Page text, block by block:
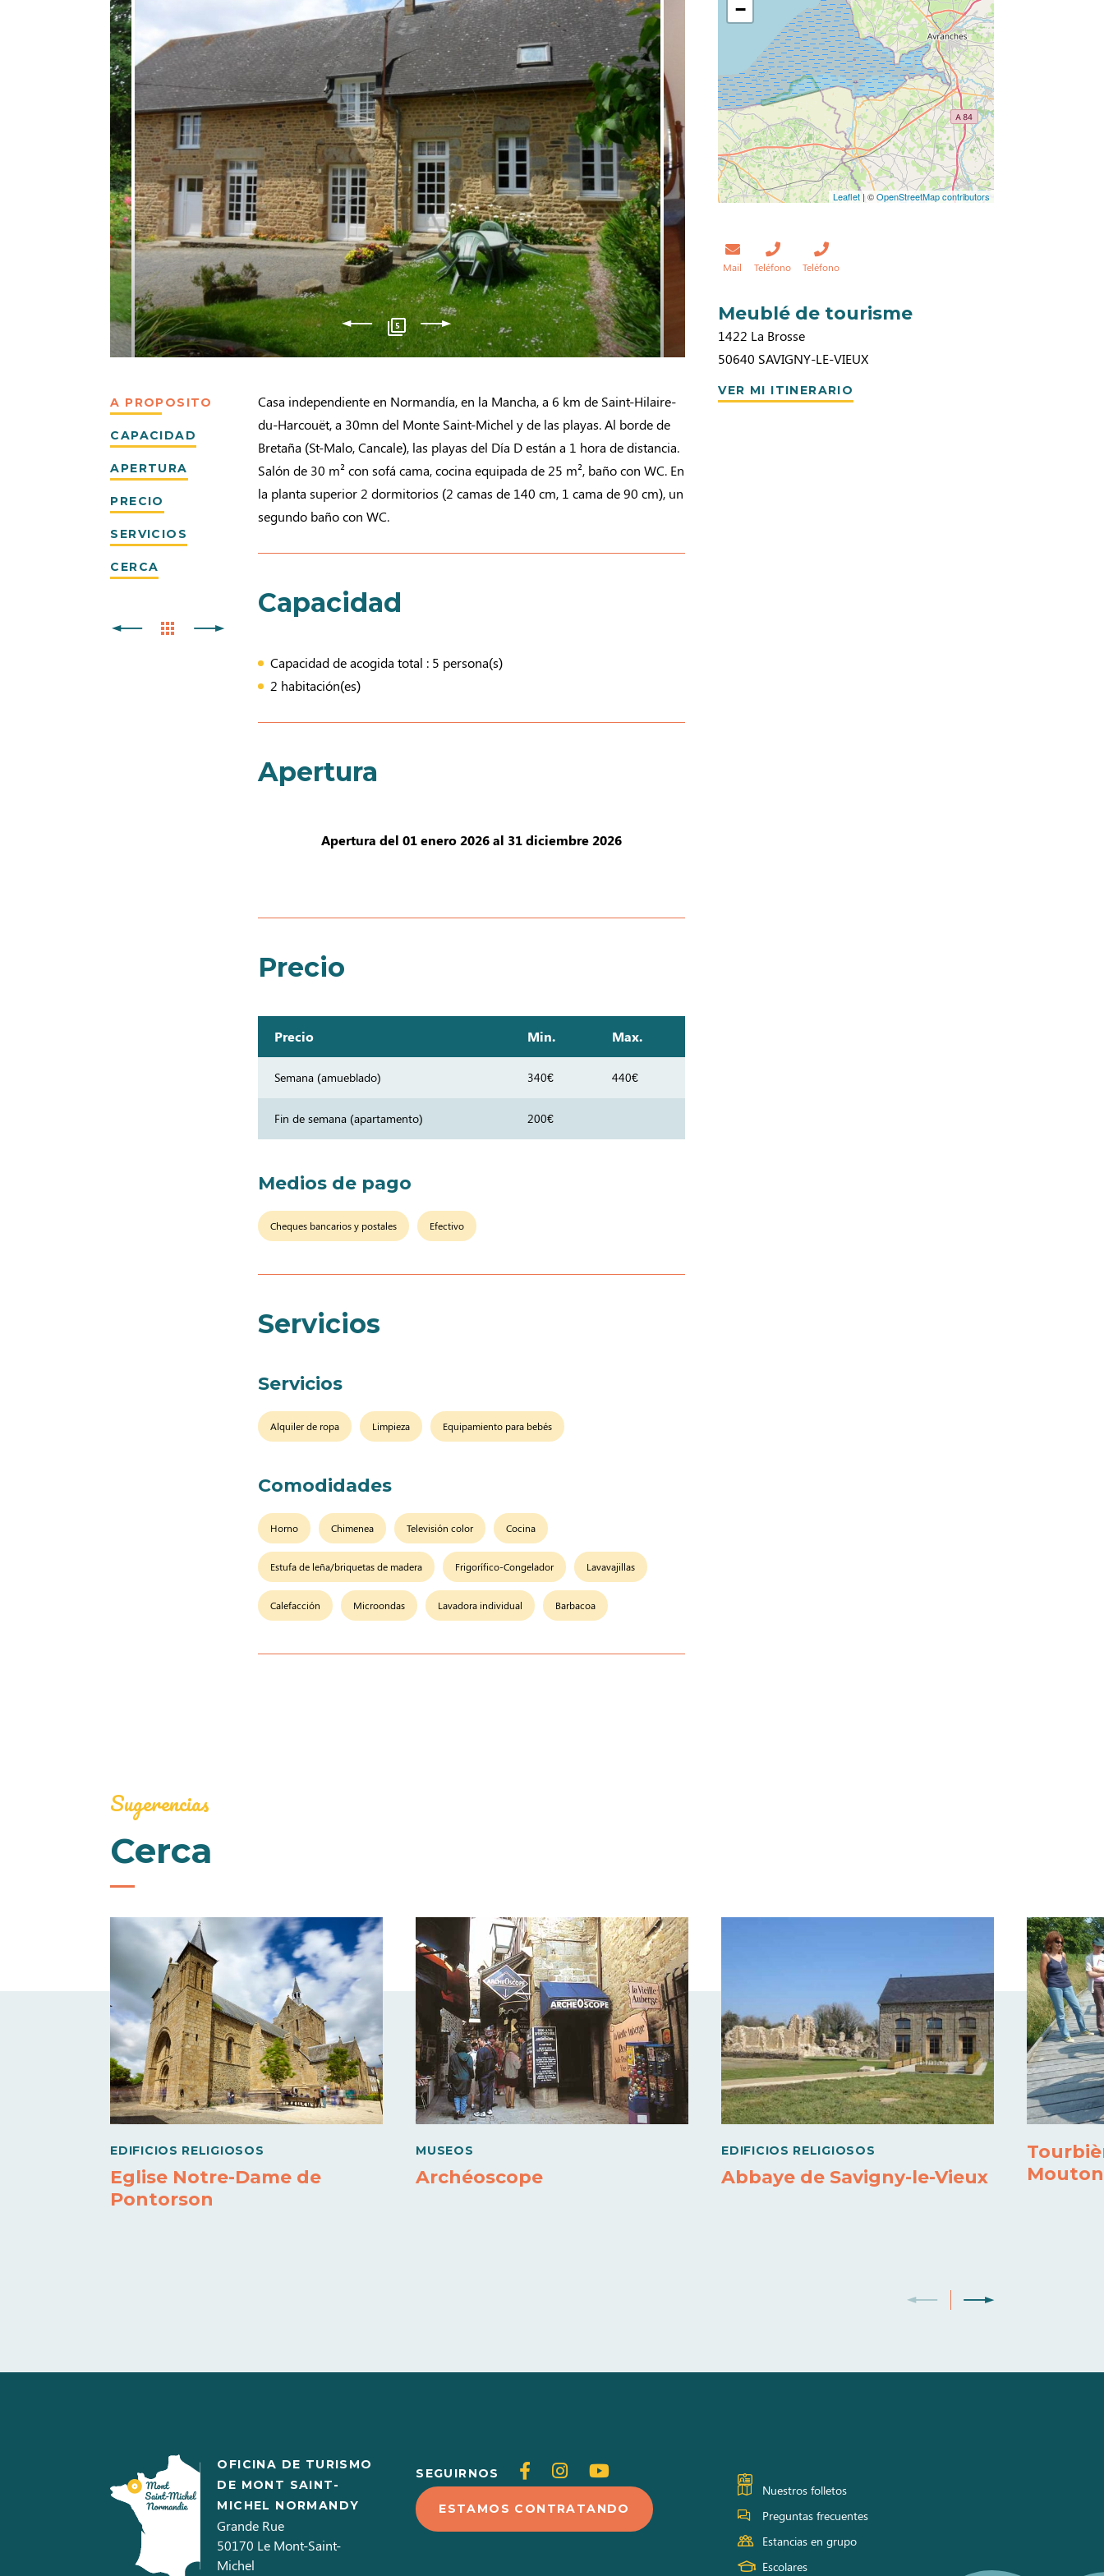
5
A PROPOSITO
CAPACIDAD
APERTURA
PRECIO
SERVICIOS
CERCA
Casa independiente en Normandía, en la Mancha, a 6 km de Saint-Hilaire-
du-Harcouët, a 30mn del Monte Saint-Michel y de las playas. Al borde de
Bretaña (St-Malo, Cancale), las playas del Día D están a 1 hora de distancia.
Salón de 30 m² con sofá cama, cocina equipada de 25 m², baño con WC. En
la planta superior 2 dormitorios (2 camas de 140 cm, 1 cama de 90 cm), un
segundo baño con WC.
Capacidad
Capacidad de acogida total : 5 persona(s)
2 habitación(es)
Apertura
Apertura del 01 enero 2026 al 31 diciembre 2026
Precio
Precio Min. Max.
Semana (amueblado) 340€ 440€
Fin de semana (apartamento) 200€
Medios de pago
Cheques bancarios y postales Efectivo
Servicios
Servicios
Alquiler de ropa Limpieza Equipamiento para bebés
Comodidades
Horno Chimenea Televisión color Cocina
Estufa de leña/briquetas de madera Frigorífico-Congelador Lavavajillas
Calefacción Microondas Lavadora individual Barbacoa
−
Leaflet| ©OpenStreetMap contributors
Mail Teléfono Teléfono
Meublé de tourisme
1422 La Brosse
50640 SAVIGNY-LE-VIEUX
VER MI ITINERARIO
Sugerencias
Cerca
EDIFICIOS RELIGIOSOS
Eglise Notre-Dame de
Pontorson
MUSEOS
Archéoscope
EDIFICIOS RELIGIOSOS
Abbaye de Savigny-le-Vieux
Mouton
OFICINA DE TURISMO
DE MONT SAINT-
MICHEL NORMANDY
Grande Rue
50170 Le Mont-Saint-
Michel
SEGUIRNOS
Siganos
en
Facebook
Siganos
en
Instagram
Siganos
en
Youtube
ESTAMOS CONTRATANDO
Nuestros folletos
Preguntas frecuentes
Estancias en grupo
Escolares